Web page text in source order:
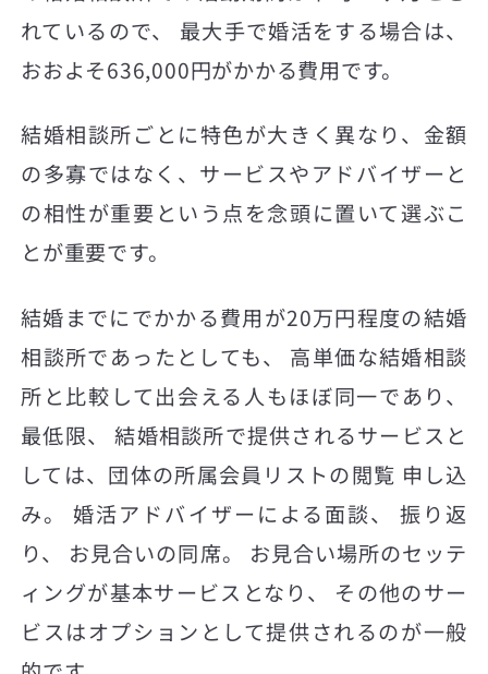
れているので、 最大手で婚活をする場合は、
おおよそ636,000円がかかる費用です。
結婚相談所ごとに特色が大きく異なり、金額
の多寡ではなく、サービスやアドバイザーと
の相性が重要という点を念頭に置いて選ぶこ
とが重要です。
結婚までにでかかる費用が20万円程度の結婚
相談所であったとしても、 高単価な結婚相談
所と比較して出会える人もほぼ同一であり、
最低限、 結婚相談所で提供されるサービスと
しては、団体の所属会員リストの閲覧 申し込
み。 婚活アドバイザーによる面談、 振り返
り、 お見合いの同席。 お見合い場所のセッテ
ィングが基本サービスとなり、 その他のサー
ビスはオプションとして提供されるのが一般